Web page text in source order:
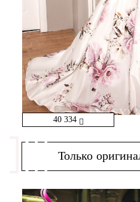
40 334
Только